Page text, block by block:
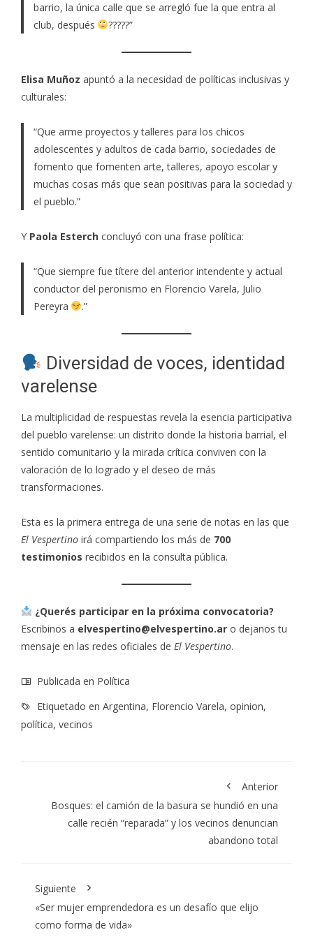
barrio, la única calle que se arregló fue la que entra al
club, después
?????”
Elisa Muñoz apuntó a la necesidad de políticas inclusivas y
culturales:
“Que arme proyectos y talleres para los chicos
adolescentes y adultos de cada barrio, sociedades de
fomento que fomenten arte, talleres, apoyo escolar y
muchas cosas más que sean positivas para la sociedad y
el pueblo.”
Y Paola Esterch concluyó con una frase política:
“Que siempre fue títere del anterior intendente y actual
conductor del peronismo en Florencio Varela, Julio
Pereyra
.”
Diversidad de voces, identidad
varelense
La multiplicidad de respuestas revela la esencia participativa
del pueblo varelense: un distrito donde la historia barrial, el
sentido comunitario y la mirada crítica conviven con la
valoración de lo logrado y el deseo de más
transformaciones.
Esta es la primera entrega de una serie de notas en las que
El Vespertino irá compartiendo los más de 700
testimonios recibidos en la consulta pública.
¿Querés participar en la próxima convocatoria?
Escribinos a elvespertino@elvespertino.ar o dejanos tu
mensaje en las redes oficiales de El Vespertino.
Publicada en Política
Etiquetado en Argentina, Florencio Varela, opinion,
política, vecinos
Anterior
Bosques: el camión de la basura se hundió en una
calle recién “reparada” y los vecinos denuncian
abandono total
Siguiente
«Ser mujer emprendedora es un desafío que elijo
como forma de vida»